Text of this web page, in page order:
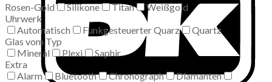
Rosen-Gold
Silikone Titan
Weißgold
Uhrwerk
Automatisch
Funkgesteuerter Quarz
Quartz
Glas vom Typ
Mineral
Plexi
Saphir
Extra
Alarm
Bluetooth Chronograph
Diamanten